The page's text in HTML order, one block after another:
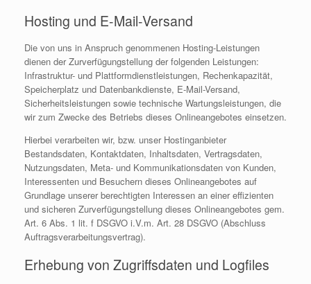
Hosting und E-Mail-Versand
Die von uns in Anspruch genommenen Hosting-Leistungen
dienen der Zurverfügungstellung der folgenden Leistungen:
Infrastruktur- und Plattformdienstleistungen, Rechenkapazität,
Speicherplatz und Datenbankdienste, E-Mail-Versand,
Sicherheitsleistungen sowie technische Wartungsleistungen, die
wir zum Zwecke des Betriebs dieses Onlineangebotes einsetzen.
Hierbei verarbeiten wir, bzw. unser Hostinganbieter
Bestandsdaten, Kontaktdaten, Inhaltsdaten, Vertragsdaten,
Nutzungsdaten, Meta- und Kommunikationsdaten von Kunden,
Interessenten und Besuchern dieses Onlineangebotes auf
Grundlage unserer berechtigten Interessen an einer effizienten
und sicheren Zurverfügungstellung dieses Onlineangebotes gem.
Art. 6 Abs. 1 lit. f DSGVO i.V.m. Art. 28 DSGVO (Abschluss
Auftragsverarbeitungsvertrag).
Erhebung von Zugriffsdaten und Logfiles